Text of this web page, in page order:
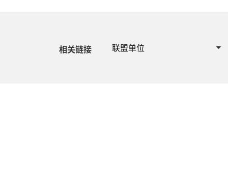
相关链接 联盟单位